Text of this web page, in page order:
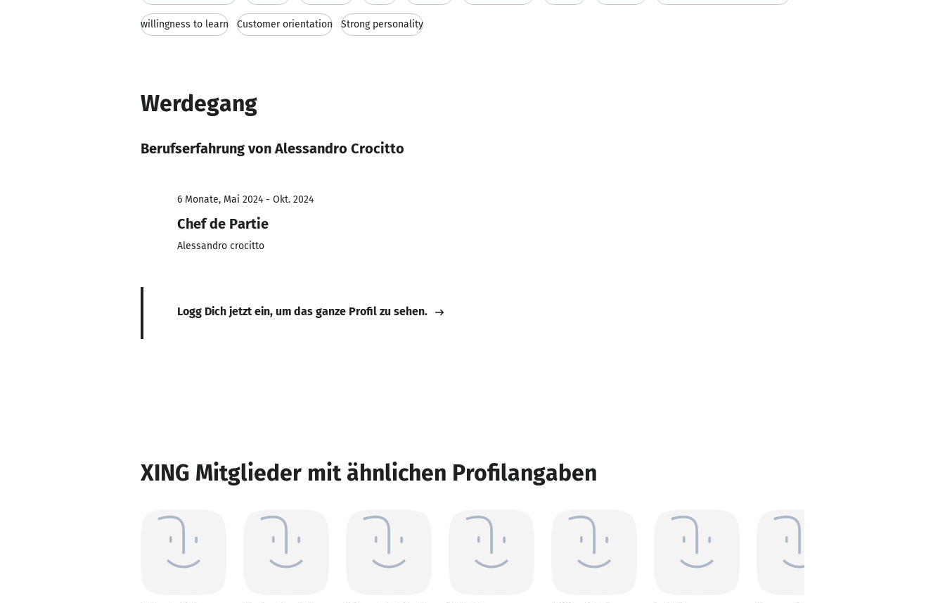
willingness to learn Customer orientation Strong personality
Werdegang
Berufserfahrung von Alessandro Crocitto
6 Monate, Mai 2024 - Okt. 2024
Chef de Partie
Alessandro crocitto
Logg Dich jetzt ein, um das ganze Profil zu sehen.
XING Mitglieder mit ähnlichen Profilangaben